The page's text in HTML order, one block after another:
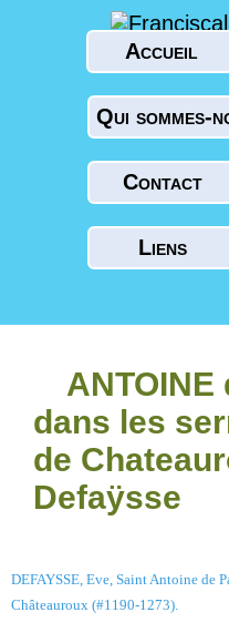
Accueil
Qui sommes-
Contact
Liens
ANTOINE
dans les
de
Defaÿsse
DEFAYSSE, Eve, Saint Antoine de
Châteauroux (#1190-1273).